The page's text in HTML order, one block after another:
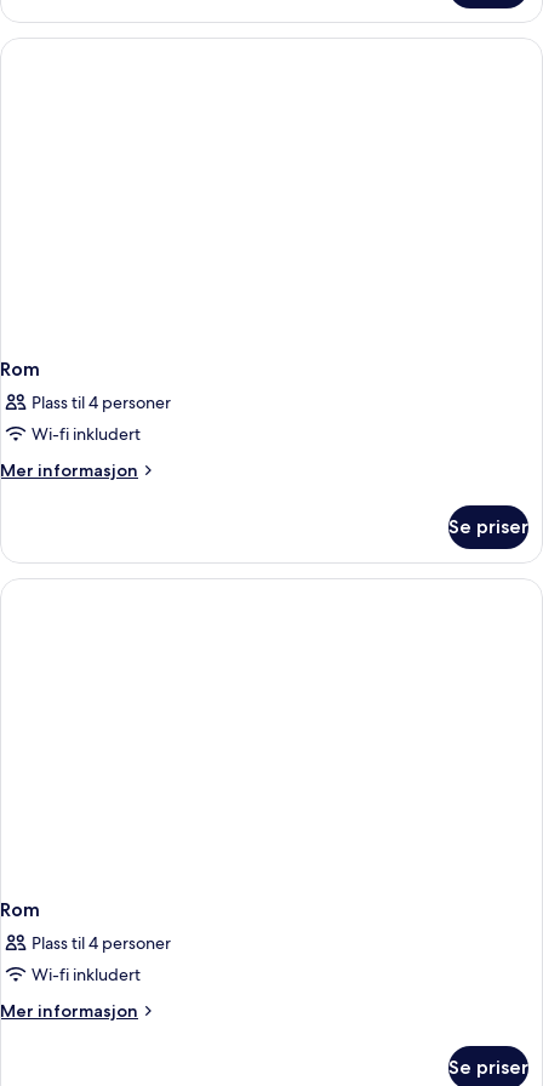
tilgjengelighetstilpasset
Rom
Plass til 4 personer
Wi-fi inkludert
Mer informasjon
Mer
Se priser
Rom
Plass til 4 personer
Wi-fi inkludert
Mer informasjon
Mer
Se priser